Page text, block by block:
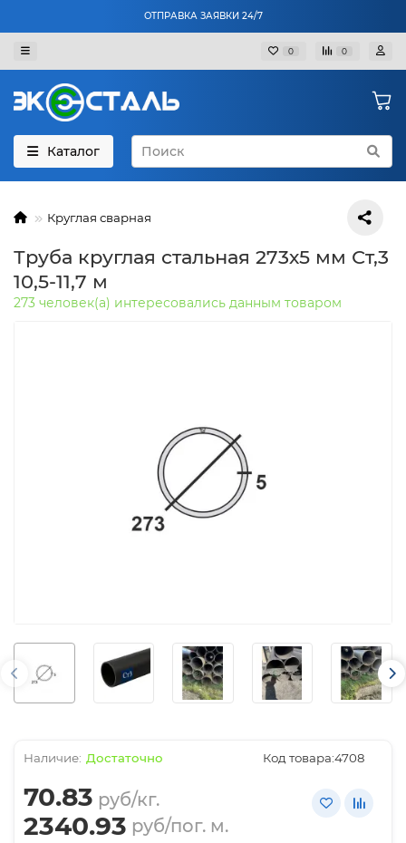
ОТПРАВКА ЗАЯВКИ 24/7
0 0
Каталог
Круглая сварная
Труба круглая стальная 273х5 мм Ст,3
10,5-11,7 м
273 человек(а) интересовались данным товаром
Достаточно Код товара:4708
70.83 руб/кг.
2340.93 руб/пог. м.